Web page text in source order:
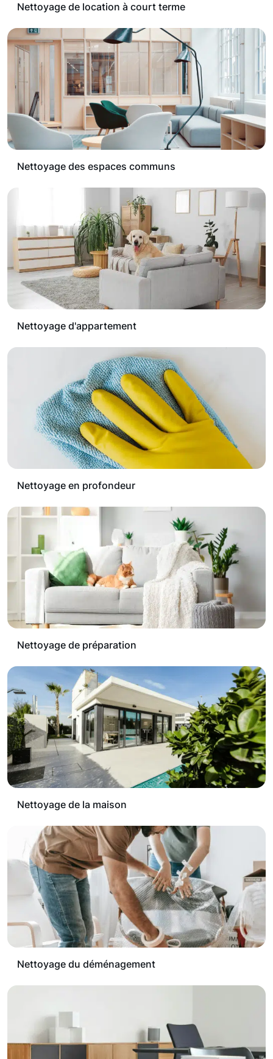
Nettoyage de location à court terme
Nettoyage des espaces communs
Nettoyage d'appartement
Nettoyage en profondeur
Nettoyage de préparation
Nettoyage de la maison
Nettoyage du déménagement